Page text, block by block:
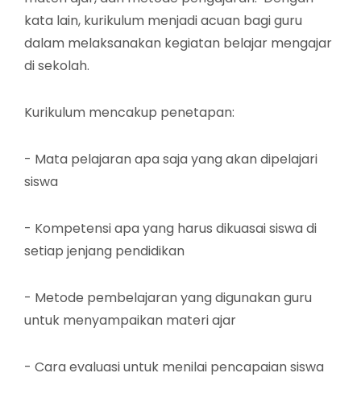
kata lain, kurikulum menjadi acuan bagi guru
dalam melaksanakan kegiatan belajar mengajar
di sekolah.
Kurikulum mencakup penetapan:
- Mata pelajaran apa saja yang akan dipelajari
siswa
- Kompetensi apa yang harus dikuasai siswa di
setiap jenjang pendidikan
- Metode pembelajaran yang digunakan guru
untuk menyampaikan materi ajar
- Cara evaluasi untuk menilai pencapaian siswa